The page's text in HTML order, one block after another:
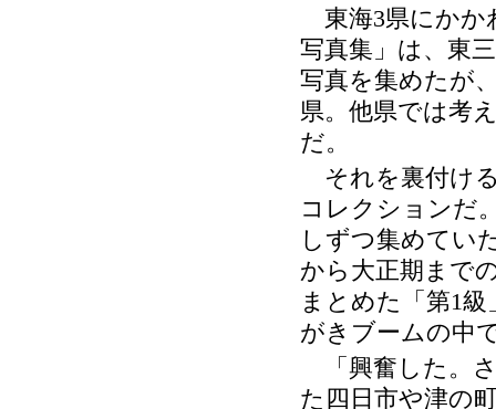
東海3県にかか
写真集」は、東
写真を集めたが
県。他県では考
だ。
それを裏付け
コレクションだ
しずつ集めてい
から大正期まで
まとめた「第1級
がきブームの中
「興奮した。
た四日市や津の